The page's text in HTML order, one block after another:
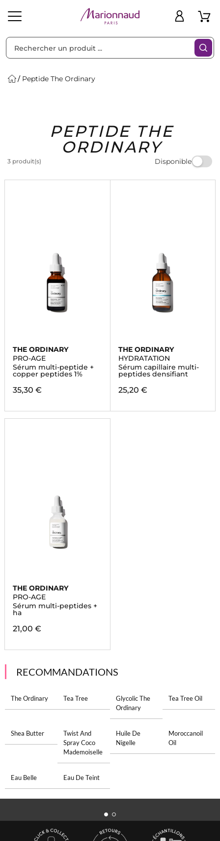
Homme Marques Idées
Cadeaux
Bons
Plans
Peptide The Ordinary
PEPTIDE THE
ORDINARY
3 produit(s) Disponible
Filtres
THE ORDINARY
PRO-AGE
Sérum multi-peptide +
copper peptides 1%
35,30 €
THE ORDINARY
HYDRATATION
Sérum capillaire multi-
peptides densifiant
25,20 €
THE ORDINARY
PRO-AGE
Sérum multi-peptides +
ha
21,00 €
RECOMMANDATIONS
The Ordinary Tea Tree
Glycolic The
Ordinary
Tea Tree Oil
Shea Butter
Twist And
Spray Coco
Mademoiselle
Huile De
Nigelle
Moroccanoil
Oil
Eau Belle Eau De Teint